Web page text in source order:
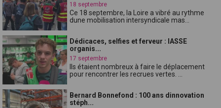
18 septembre
Ce 18 septembre, la Loire a vibré au rythme
dune mobilisation intersyndicale mas...
Dédicaces, selfies et ferveur : lASSE
organis...
17 septembre
Ils étaient nombreux à faire le déplacement
pour rencontrer les recrues vertes. ...
Bernard Bonnefond : 100 ans dinnovation
stéph...